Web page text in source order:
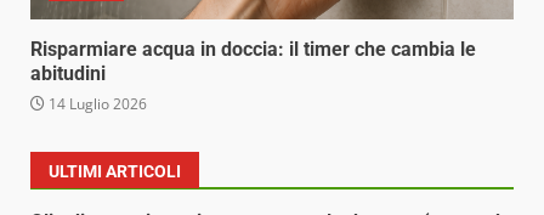
Risparmiare acqua in doccia: il timer che cambia le
abitudini
14 Luglio 2026
ULTIMI ARTICOLI